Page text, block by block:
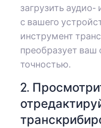
загрузить
с вашего
инструмент
преобразует ваш
точностью.
2.